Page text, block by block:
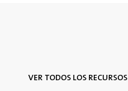
VER TODOS LOS RECURSOS